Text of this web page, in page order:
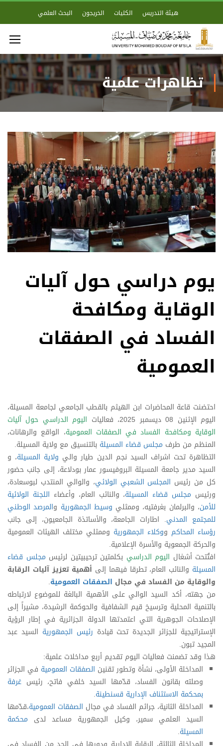
هيئة التدريس الكليات الخريجون البحث العلمي
تظاهرات علمية
يوم دراسي حول آليات
الوقاية ومكافحة
الفساد في الصفقات
العمومية
احتضنت قاعة المحاضرات ابن الهيثم بالقطب الجامعي لجامعة المسيلة،
اليوم الإثنين 08 ديسمبر 2025، فعاليات
اليوم الدراسي حول آليات
الوقاية ومكافحة الفساد في الصفقات العمومية، الواقع والرهانات،
المنظم من طرف مجلس قضاء المسيلة بالتنسيق مع ولاية المسيلة.
التظاهرة تحت اشراف السيد نجم الدين طيار والي ولاية المسيلة، و
السيد مدير جامعة المسيلة البروفيسور عمار بودلاعة، إلى جانب حضور
كل من رئيس المجلس الشعبي الولائي، والوالي المنتدب لبوسعادة،
ورئيس مجلس قضاء المسيلة، والنائب العام، وأعضاء اللجنة الولائية
للأمن، والبرلمان بغرفتيه، وممثلي وسيط الجمهورية والمرصد الوطني
للمجتمع المدني. اطارات الجامعة، والأساتذة الجامعيون، إلى جانب
رؤساء المحاكم ووكلاء الجمهورية وممثلي مختلف الهيئات العمومية
والحركة الجمعوية والأسرة الإعلامية.
افتُتحت أشغال اليوم الدراسي بكلمتين ترحيبيتين لرئيس مجلس قضاء
المسيلة والنائب العام، تطرقا فيهما إلى أهمية تعزيز آليات الرقابة
والوقاية من الفساد في مجال الصفقات العمومية.
من جهته، أكد السيد الوالي على الأهمية البالغة للموضوع لارتباطه
بالتنمية المحلية وترسيخ قيم الشفافية والحوكمة الرشيدة، مشيراً إلى
الإصلاحات الجوهرية التي اعتمدتها الدولة الجزائرية في إطار الرؤية
الإستراتيجية للجزائر الجديدة تحت قيادة رئيس الجمهورية السيد عبد
المجيد تبون.
هذا وقد تضمنت فعاليات اليوم تقديم أربع مداخلات علمية:
المداخلة الأولى، نشأة وتطور تقنين الصفقات العمومية في الجزائر
وصلته بقانون الفساد، قدّمها السيد خلفي فاتح، رئيس غرفة
بمحكمة الاستئناف الإدارية قسنطينة.
المداخلة الثانية، جرائم الفساد في مجال الصفقات العمومية،قدّمها
السيد العلمي سمير، وكيل الجمهورية مساعد لدى محكمة
المسيلة.